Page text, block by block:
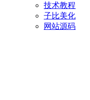
技术教程
子比美化
网站源码